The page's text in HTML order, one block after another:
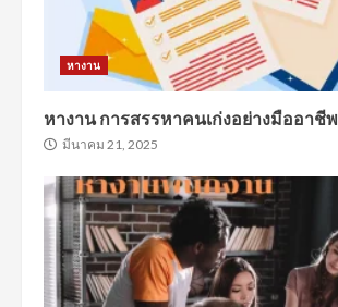
หางาน
หางาน การสรรหาคนเก่งอย่างมืออาชีพ
มีนาคม 21, 2025